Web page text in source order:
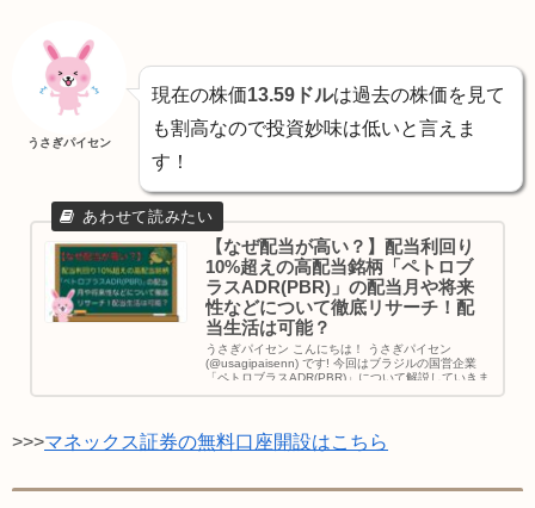
うさぎパイセン
現在の株価13.59ドルは過去の株価を見て
も割高なので投資妙味は低いと言えま
す！
【なぜ配当が高い？】配当利回り
10%超えの高配当銘柄「ペトロブ
ラスADR(PBR)」の配当月や将来
性などについて徹底リサーチ！配
当生活は可能？
うさぎパイセン こんにちは！ うさぎパイセン
(@usagipaisenn) です! 今回はブラジルの国営企業
「ペトロブラスADR(PBR)」について解説していきま
す。 本...
>>>マネックス証券の無料口座開設はこちら